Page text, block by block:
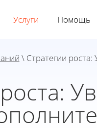
Услуги Помощь
\ Стратегии